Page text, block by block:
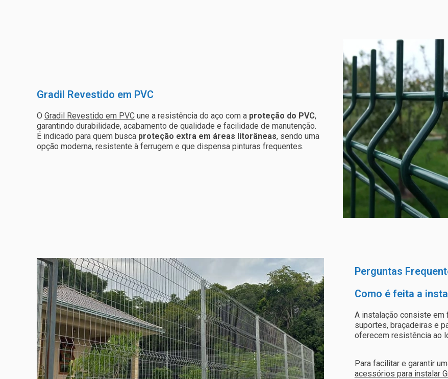
Gradil Revestido em PVC
O Gradil Revestido em PVC une a resistência do aço com a proteção do PVC,
garantindo durabilidade, acabamento de qualidade e facilidade de manutenção.
É indicado para quem busca proteção extra em áreas litorâneas, sendo uma
opção moderna, resistente à ferrugem e que dispensa pinturas frequentes.
Perguntas
Como é feita a
A instalação consiste
suportes, braçadeiras e
oferecem resistência ao
Para facilitar e garantir
acessórios para instalar